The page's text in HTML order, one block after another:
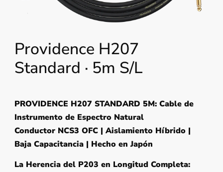
Providence H207
Standard · 5m S/L
PROVIDENCE H207 STANDARD 5M: Cable de
Instrumento de Espectro Natural
Conductor NCS3 OFC | Aislamiento Híbrido |
Baja Capacitancia | Hecho en Japón
La Herencia del P203 en Longitud Completa: